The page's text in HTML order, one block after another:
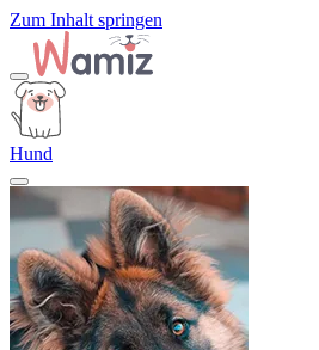
Zum Inhalt springen
Hund